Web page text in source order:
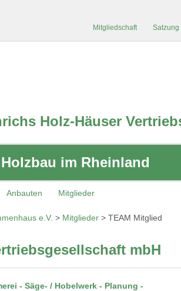
Mitgliedschaft Satzung
Holz-Häuser
im Rheinland
Anbauten Mitglieder
e.V. > Mitglieder > TEAM Mitglied
mbH
- Säge- / Hobelwerk - Planung -